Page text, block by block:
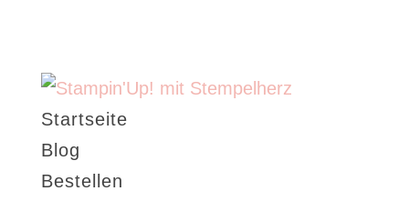
Startseite
Blog
Bestellen